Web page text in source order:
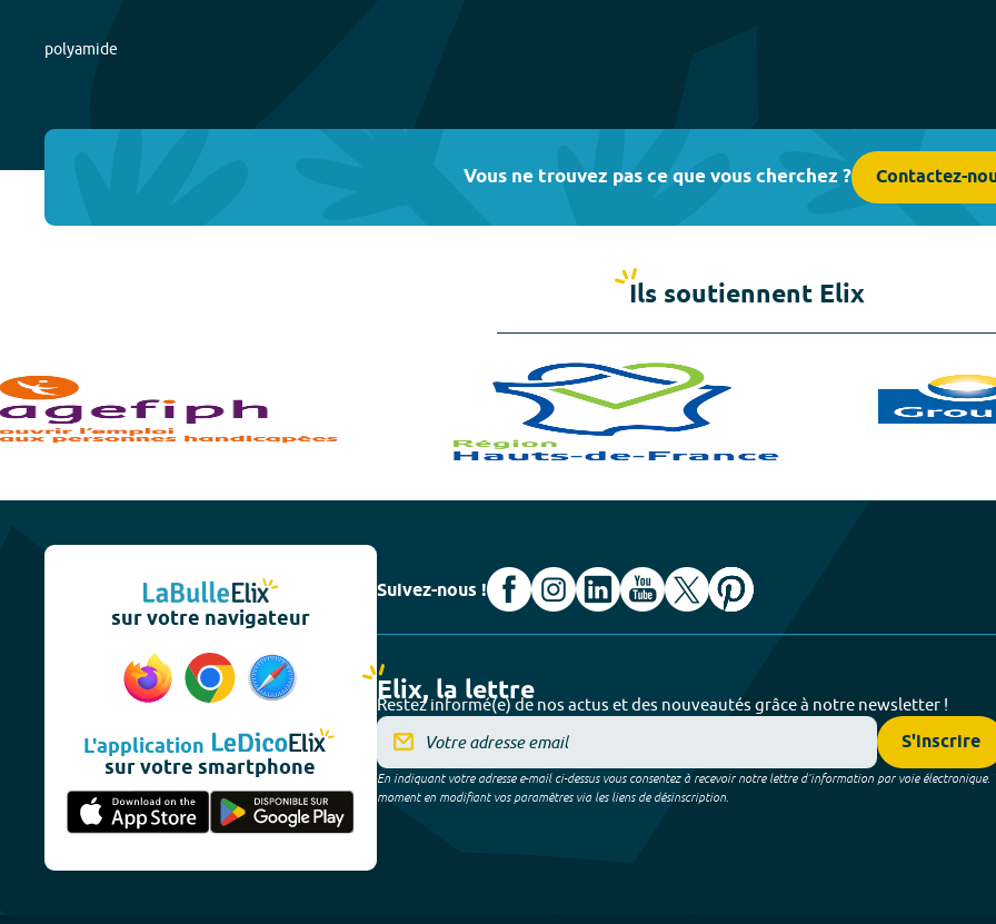
polyamide
Vous ne trouvez pas ce que vous cherchez ? Contactez-
Ils soutiennent Elix
sur votre navigateur
L'application
sur votre smartphone
Suivez-nous !
Elix, la lettre
Restez informé(e) de nos actus et des nouveautés grâce à notre newsletter !
S'inscrire
En indiquant votre adresse e-mail ci-dessus vous consentez à recevoir notre lettre d’information par voie électronique.
moment en modifiant vos paramètres via les liens de désinscription.